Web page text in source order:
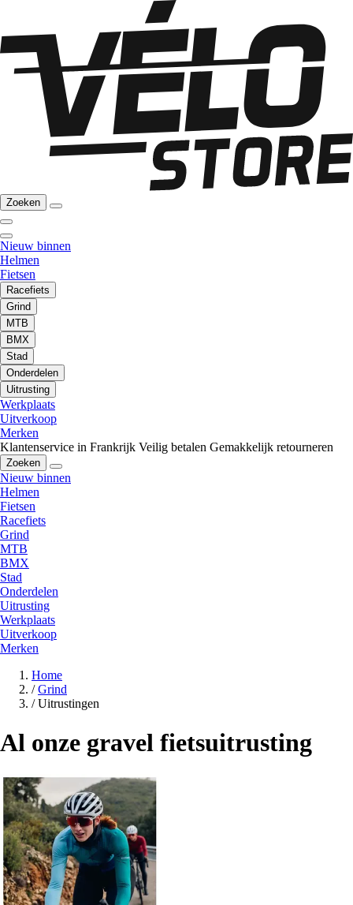
Zoeken
Nieuw binnen
Helmen
Fietsen
Racefiets
Grind
MTB
BMX
Stad
Onderdelen
Uitrusting
Werkplaats
Uitverkoop
Merken
Klantenservice in Frankrijk Veilig betalen Gemakkelijk retourneren
Zoeken
Nieuw binnen
Helmen
Fietsen
Racefiets
Grind
MTB
BMX
Stad
Onderdelen
Uitrusting
Werkplaats
Uitverkoop
Merken
Home
/ Grind
/ Uitrustingen
Al onze gravel fietsuitrusting